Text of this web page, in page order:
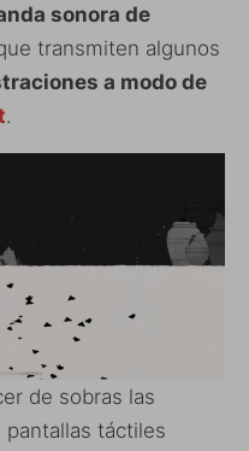
sonora de
transmiten algunos
a modo de
.
de sobras las
táctiles